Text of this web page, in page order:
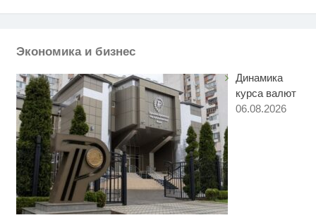
Экономика и бизнес
Динамика
курса валют
06.08.2026